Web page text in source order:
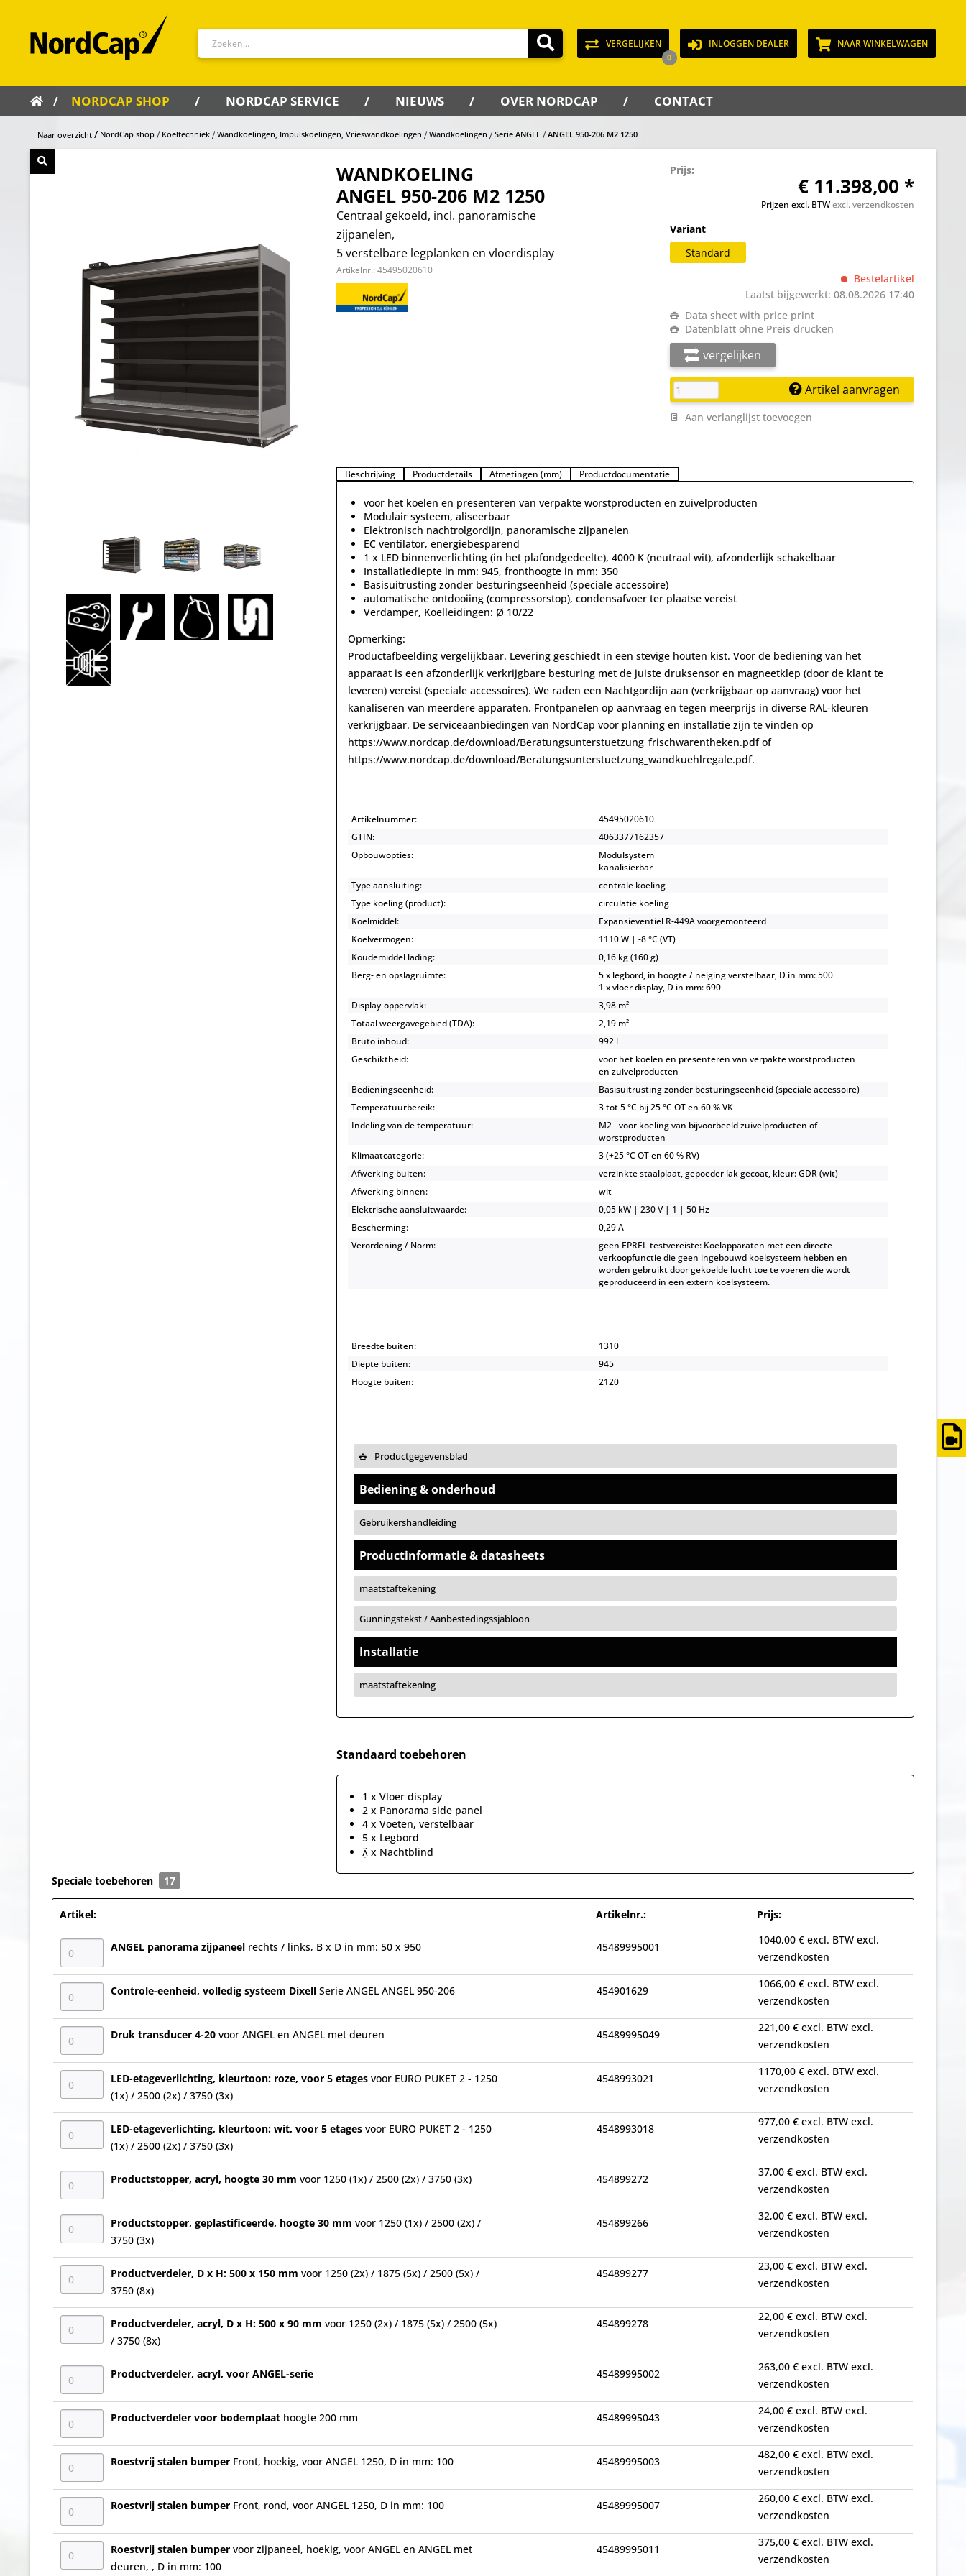
VERGELIJKEN
0
INLOGGEN DEALER NAAR WINKELWAGEN
NORDCAP SHOP NORDCAP SERVICE NIEUWS OVER NORDCAP CONTACT
Naar overzicht NordCap shop Koeltechniek Wandkoelingen, Impulskoelingen, Vrieswandkoelingen Wandkoelingen Serie ANGEL ANGEL 950-206 M2 1250
WANDKOELING
ANGEL 950-206 M2 1250
Centraal gekoeld, incl. panoramische
zijpanelen,
5 verstelbare legplanken en vloerdisplay
Artikelnr.: 45495020610
Prijs:
€ 11.398,00 *
Prijzen excl. BTWexcl. verzendkosten
Variant
Standard
Bestelartikel
Laatst bijgewerkt: 08.08.2026 17:40
Data sheet with price print
Datenblatt ohne Preis drucken
vergelijken
Artikel aanvragen
Aan verlanglijst toevoegen
Beschrijving Productdetails Afmetingen (mm) Productdocumentatie
voor het koelen en presenteren van verpakte worstproducten en zuivelproducten
Modulair systeem, aliseerbaar
Elektronisch nachtrolgordijn, panoramische zijpanelen
EC ventilator, energiebesparend
1 x LED binnenverlichting (in het plafondgedeelte), 4000 K (neutraal wit), afzonderlijk schakelbaar
Installatiediepte in mm: 945, fronthoogte in mm: 350
Basisuitrusting zonder besturingseenheid (speciale accessoire)
automatische ontdooiing (compressorstop), condensafvoer ter plaatse vereist
Verdamper, Koelleidingen: Ø 10/22
Opmerking:
Productafbeelding vergelijkbaar. Levering geschiedt in een stevige houten kist. Voor de bediening van het
apparaat is een afzonderlijk verkrijgbare besturing met de juiste druksensor en magneetklep (door de klant te
leveren) vereist (speciale accessoires). We raden een Nachtgordijn aan (verkrijgbaar op aanvraag) voor het
kanaliseren van meerdere apparaten. Frontpanelen op aanvraag en tegen meerprijs in diverse RAL-kleuren
verkrijgbaar. De serviceaanbiedingen van NordCap voor planning en installatie zijn te vinden op
https://www.nordcap.de/download/Beratungsunterstuetzung_frischwarentheken.pdf of
https://www.nordcap.de/download/Beratungsunterstuetzung_wandkuehlregale.pdf.
Artikelnummer:
45495020610
GTIN:
4063377162357
Opbouwopties:
Modulsystem
kanalisierbar
Type aansluiting:
centrale koeling
Type koeling (product):
circulatie koeling
Koelmiddel:
Expansieventiel R-449A voorgemonteerd
Koelvermogen:
1110 W | -8 °C (VT)
Koudemiddel lading:
0,16 kg (160 g)
Berg- en opslagruimte:
5 x legbord, in hoogte / neiging verstelbaar, D in mm: 500
1 x vloer display, D in mm: 690
Display-oppervlak:
3,98 m²
Totaal weergavegebied (TDA):
2,19 m²
Bruto inhoud:
992 l
Geschiktheid:
voor het koelen en presenteren van verpakte worstproducten
en zuivelproducten
Bedieningseenheid:
Basisuitrusting zonder besturingseenheid (speciale accessoire)
Temperatuurbereik:
3 tot 5 °C bij 25 °C OT en 60 % VK
Indeling van de temperatuur:
M2 - voor koeling van bijvoorbeeld zuivelproducten of
worstproducten
Klimaatcategorie:
3 (+25 °C OT en 60 % RV)
Afwerking buiten:
verzinkte staalplaat, gepoeder lak gecoat, kleur: GDR (wit)
Afwerking binnen:
wit
Elektrische aansluitwaarde:
0,05 kW | 230 V | 1 | 50 Hz
Bescherming:
0,29 A
Verordening / Norm:
geen EPREL-testvereiste: Koelapparaten met een directe
verkoopfunctie die geen ingebouwd koelsysteem hebben en
worden gebruikt door gekoelde lucht toe te voeren die wordt
geproduceerd in een extern koelsysteem.
Breedte buiten:
1310
Diepte buiten:
945
Hoogte buiten:
2120
Productgegevensblad
Bediening & onderhoud
Gebruikershandleiding
Productinformatie & datasheets
maatstaftekening
Gunningstekst / Aanbestedingssjabloon
Installatie
maatstaftekening
Standaard toebehoren
1 x Vloer display
2 x Panorama side panel
4 x Voeten, verstelbaar
5 x Legbord
 x Nachtblind
Speciale toebehoren 17
Artikel: Artikelnr.: Prijs:
ANGEL panorama zijpaneel rechts / links, B x D in mm: 50 x 950 45489995001
1040,00 € excl. BTW excl.
verzendkosten
Controle-eenheid, volledig systeem Dixell Serie ANGEL ANGEL 950-206 454901629
1066,00 € excl. BTW excl.
verzendkosten
Druk transducer 4-20 voor ANGEL en ANGEL met deuren 45489995049
221,00 € excl. BTW excl.
verzendkosten
LED-etageverlichting, kleurtoon: roze, voor 5 etages voor EURO PUKET 2 - 1250
(1x) / 2500 (2x) / 3750 (3x)
4548993021
1170,00 € excl. BTW excl.
verzendkosten
LED-etageverlichting, kleurtoon: wit, voor 5 etages voor EURO PUKET 2 - 1250
(1x) / 2500 (2x) / 3750 (3x)
4548993018
977,00 € excl. BTW excl.
verzendkosten
Productstopper, acryl, hoogte 30 mm voor 1250 (1x) / 2500 (2x) / 3750 (3x) 454899272
37,00 € excl. BTW excl.
verzendkosten
Productstopper, geplastificeerde, hoogte 30 mm voor 1250 (1x) / 2500 (2x) /
3750 (3x)
454899266
32,00 € excl. BTW excl.
verzendkosten
Productverdeler, D x H: 500 x 150 mm voor 1250 (2x) / 1875 (5x) / 2500 (5x) /
3750 (8x)
454899277
23,00 € excl. BTW excl.
verzendkosten
Productverdeler, acryl, D x H: 500 x 90 mm voor 1250 (2x) / 1875 (5x) / 2500 (5x)
/ 3750 (8x)
454899278
22,00 € excl. BTW excl.
verzendkosten
Productverdeler, acryl, voor ANGEL-serie 45489995002
263,00 € excl. BTW excl.
verzendkosten
Productverdeler voor bodemplaat hoogte 200 mm 45489995043
24,00 € excl. BTW excl.
verzendkosten
Roestvrij stalen bumper Front, hoekig, voor ANGEL 1250, D in mm: 100 45489995003
482,00 € excl. BTW excl.
verzendkosten
Roestvrij stalen bumper Front, rond, voor ANGEL 1250, D in mm: 100 45489995007
260,00 € excl. BTW excl.
verzendkosten
Roestvrij stalen bumper voor zijpaneel, hoekig, voor ANGEL en ANGEL met
deuren, , D in mm: 100
45489995011
375,00 € excl. BTW excl.
verzendkosten